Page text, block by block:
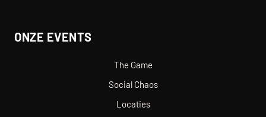
ONZE EVENTS
The Game
Social Chaos
Locaties